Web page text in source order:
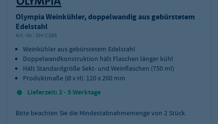
Olympia Weinkühler, doppelwandig aus gebürstetem
Edelstahl
Art.-Nr.: GH-C386
Weinkühler aus gebürstetem Edelstahl
Doppelwandkonstruktion hält Flaschen länger kühl
Hält Standardgröße Sekt- und Weinflaschen (750 ml)
Produktmaße (Ø x H): 120 x 200 mm
Lieferzeit: 2 - 5 Werktage
Bitte beachten Sie die Mindestabnahmemenge von 2 Stück.